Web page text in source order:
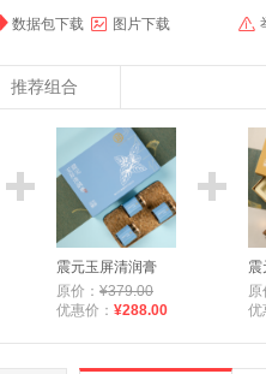

数据包下载  图片下载
推荐组合
震元玉屏清润膏
原价： ¥379.00
优惠价： ¥288.00
震
原
优